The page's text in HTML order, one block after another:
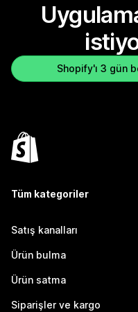
Shopify'ı 3 gün
Tüm kategoriler
Satış kanalları
Ürün bulma
Ürün satma
Siparişler ve kargo